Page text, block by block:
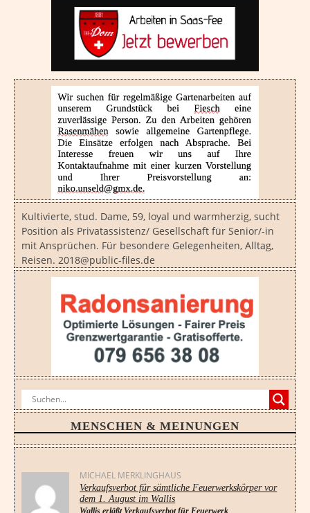
Kultivierte, stud. Dame, 59, loyal und warmherzig, sucht
Position als Privatassistenz/ Gesellschaft für Senior/-in
mit Ansprüchen. Für besondere Gelegenheiten, Alltag,
Reisen. 2018@public-files.de
MENSCHEN & MEINUNGEN
MICHAEL MERKLINGHAUS
Verkaufsverbot für sämtliche Feuerwerkskörper vor
dem 1. August im Wallis
Wallis erläßt Verkaufsverbot für Feuerwerk